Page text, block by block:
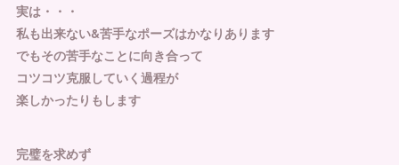
実は・・・
私も出来ない&苦手なポーズはかなりあります
でもその苦手なことに向き合って
コツコツ克服していく過程が
楽しかったりもします
完璧を求めず